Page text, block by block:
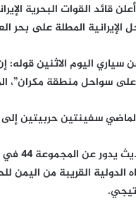
المطلة على بحر
سياري اليوم الاثنين
سفينتين حربيتين
وأوضحت
الدولية القريبة من اليمن